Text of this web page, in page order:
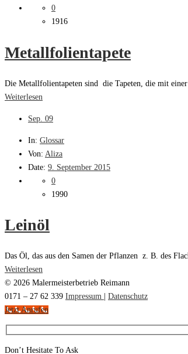
0
1916
Metallfolientapete
Die Metallfolientapeten sind die Tapeten, die mit
Weiterlesen
Sep. 09
In: Glossar
Von: Aliza
Date: 9. September 2015
0
1990
Leinöl
Das Öl, das aus den Samen der Pflanzen z. B. des
Weiterlesen
© 2026 Malermeisterbetrieb Reimann
0171 – 27 62 339 Impressum
Datenschutz
Jetzt Anrufen
Don’t Hesitate To Ask